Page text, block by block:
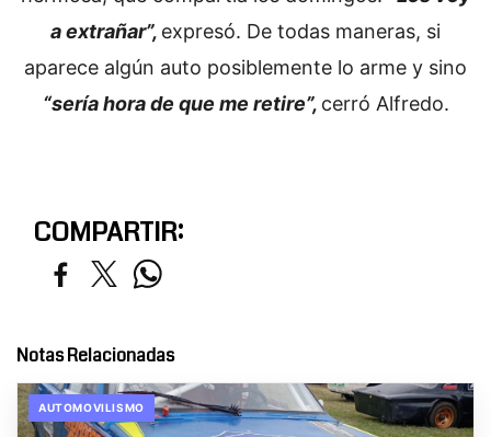
a extrañar”, expresó. De todas maneras, si
aparece algún auto posiblemente lo arme y sino
“sería hora de que me retire”, cerró Alfredo.
COMPARTIR:
Notas Relacionadas
AUTOMOVILISMO